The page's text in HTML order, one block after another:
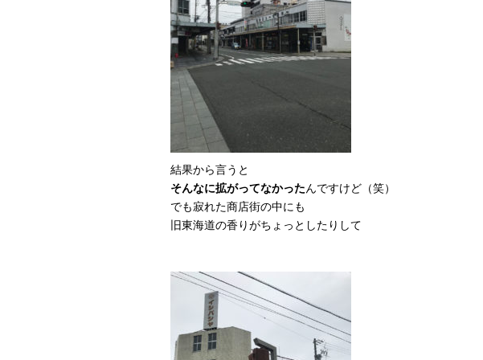
結果から言うと
そんなに拡がってなかったんですけど（笑）
でも寂れた商店街の中にも
旧東海道の香りがちょっとしたりして